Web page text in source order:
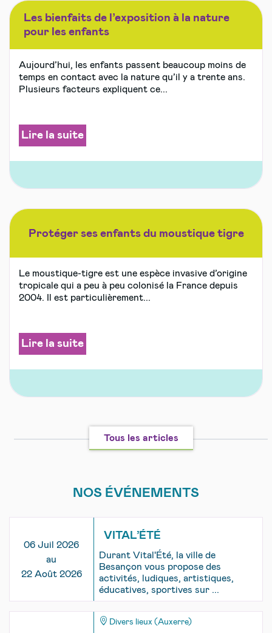
Les bienfaits de l’exposition à la nature
pour les enfants
Aujourd’hui, les enfants passent beaucoup moins de
temps en contact avec la nature qu’il y a trente ans.
Plusieurs facteurs expliquent ce...
Lire la suite
Protéger ses enfants du moustique tigre
Le moustique-tigre est une espèce invasive d’origine
tropicale qui a peu à peu colonisé la France depuis
2004. Il est particulièrement...
Lire la suite
Tous les articles
NOS ÉVÉNEMENTS
06 Juil 2026
au
22 Août 2026
VITAL’ÉTÉ
Durant Vital'Été, la ville de
Besançon vous propose des
activités, ludiques, artistiques,
éducatives, sportives sur ...
Divers lieux (Auxerre)